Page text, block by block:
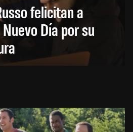
felicitan a
Día por su